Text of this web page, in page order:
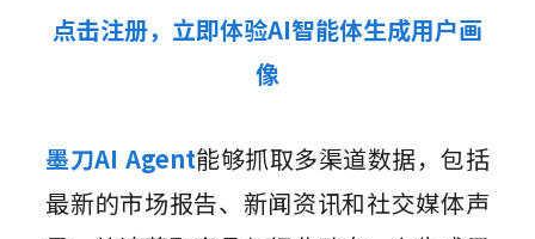
点击注册，立即体验AI智能体生成用户画
像
墨刀AI Agent能够抓取多渠道数据，包括
最新的市场报告、新闻资讯和社交媒体声